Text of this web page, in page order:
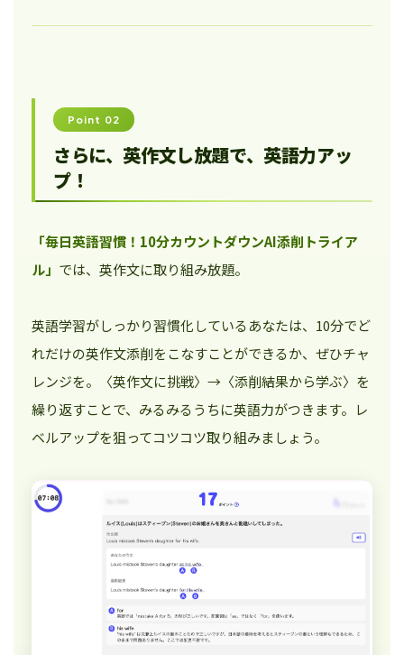
Point 02
さらに、英作文し放題で、英語力アッ
プ！
「毎日英語習慣！10分カウントダウンAI添削トライア
ル」 では、英作文に取り組み放題。
英語学習がしっかり習慣化しているあなたは、10分でど
れだけの英作文添削をこなすことができるか、ぜひチャ
レンジを。〈英作文に挑戦〉→〈添削結果から学ぶ〉を
繰り返すことで、みるみるうちに英語力がつきます。レ
ベルアップを狙ってコツコツ取り組みましょう。